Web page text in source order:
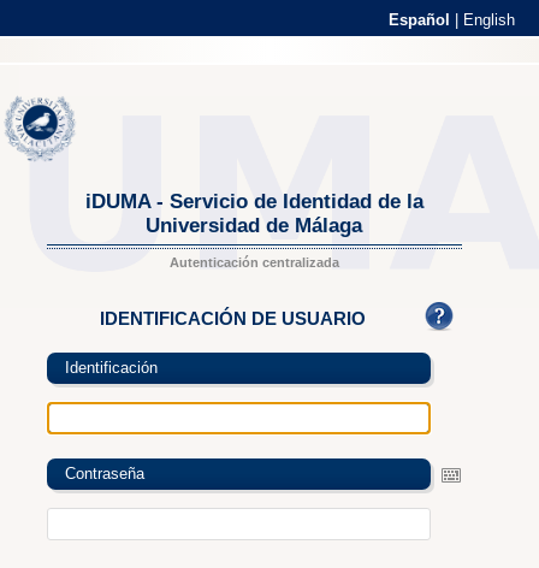
Español English
iDUMA - Servicio de Identidad de la
Universidad de Málaga
Autenticación centralizada
IDENTIFICACIÓN DE USUARIO
Identificación
Contraseña